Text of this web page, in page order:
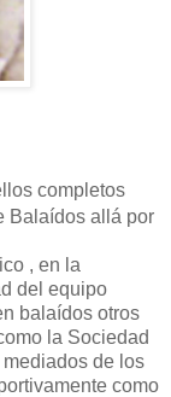
completos
Balaídos allá por
, en la
del equipo
balaídos otros
la Sociedad
de los
como